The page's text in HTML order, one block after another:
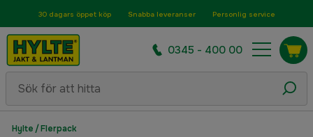
30 dagars öppet köp Snabba leveranser Personlig service
0345 - 400 00
Hylte /Flerpack